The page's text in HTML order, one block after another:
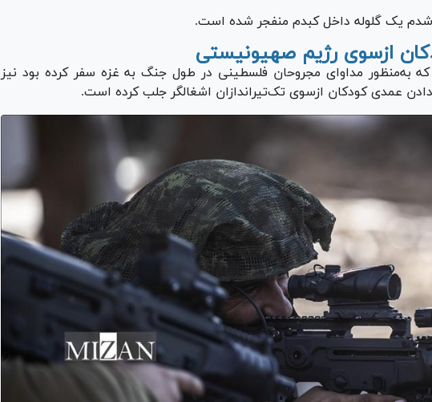
یک گلوله داخل کبدم منفجر شده است.
ازسوی رژیم صهیونیستی
که به‌منظور مداوای مجروحان فلسطینی در طول جنگ به غزه سفر کرده بود نیز
عمدی کودکان ازسوی تک‌تیراندازان اشغالگر جلب کرده است.